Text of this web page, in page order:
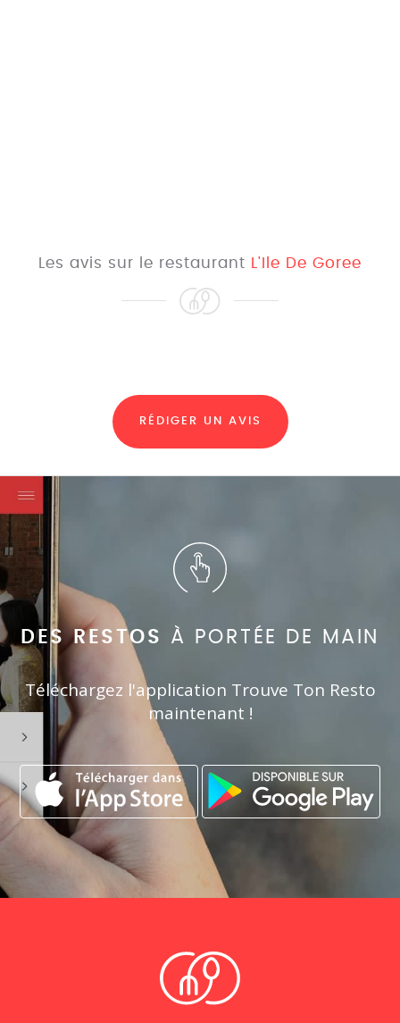
Les avis sur le restaurant L'Ile De Goree
RÉDIGER UN AVIS
DES RESTOS À PORTÉE DE MAIN
Téléchargez l'application Trouve Ton Resto
maintenant !